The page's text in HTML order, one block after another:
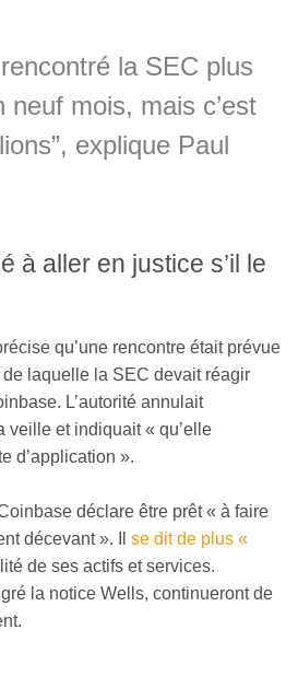
la SEC plus
neuf mois, mais c’est
explique Paul
à aller en justice s’il le
qu’une rencontre était prévue
laquelle la SEC devait réagir
L’autorité annulait
veille et indiquait « qu’elle
d’application ».
déclare être prêt « à faire
décevant ». Il se dit de plus «
de ses actifs et services.
la notice Wells, continueront de